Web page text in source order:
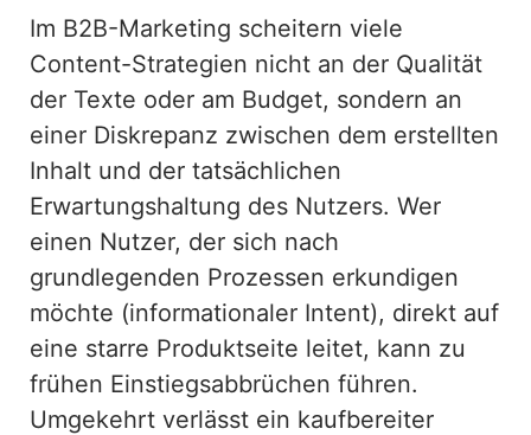
Im B2B-Marketing scheitern viele
Content-Strategien nicht an der Qualität
der Texte oder am Budget, sondern an
einer Diskrepanz zwischen dem erstellten
Inhalt und der tatsächlichen
Erwartungshaltung des Nutzers. Wer
einen Nutzer, der sich nach
grundlegenden Prozessen erkundigen
möchte (informationaler Intent), direkt auf
eine starre Produktseite leitet, kann zu
frühen Einstiegsabbrüchen führen.
Umgekehrt verlässt ein kaufbereiter